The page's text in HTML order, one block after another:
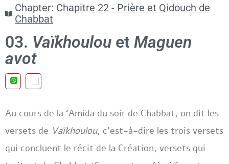
Chapter: Chapitre 22 - Prière et Qidouch de
Chabbat
03. Vaïkhoulou et Maguen
avot
Au cours de la ‘Amida du soir de Chabbat, on dit les
versets de Vaïkhoulou, c’est-à-dire les trois versets
qui concluent le récit de la Création, versets qui